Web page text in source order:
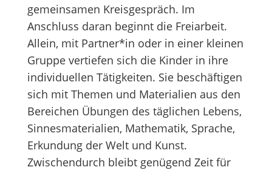
gemeinsamen Kreisgespräch. Im
Anschluss daran beginnt die Freiarbeit.
Allein, mit Partner*in oder in einer kleinen
Gruppe vertiefen sich die Kinder in ihre
individuellen Tätigkeiten. Sie beschäftigen
sich mit Themen und Materialien aus den
Bereichen Übungen des täglichen Lebens,
Sinnesmaterialien, Mathematik, Sprache,
Erkundung der Welt und Kunst.
Zwischendurch bleibt genügend Zeit für